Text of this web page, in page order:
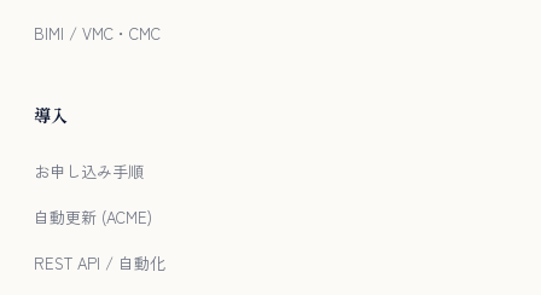
BIMI / VMC・CMC
導入
お申し込み手順
自動更新 (ACME)
REST API / 自動化